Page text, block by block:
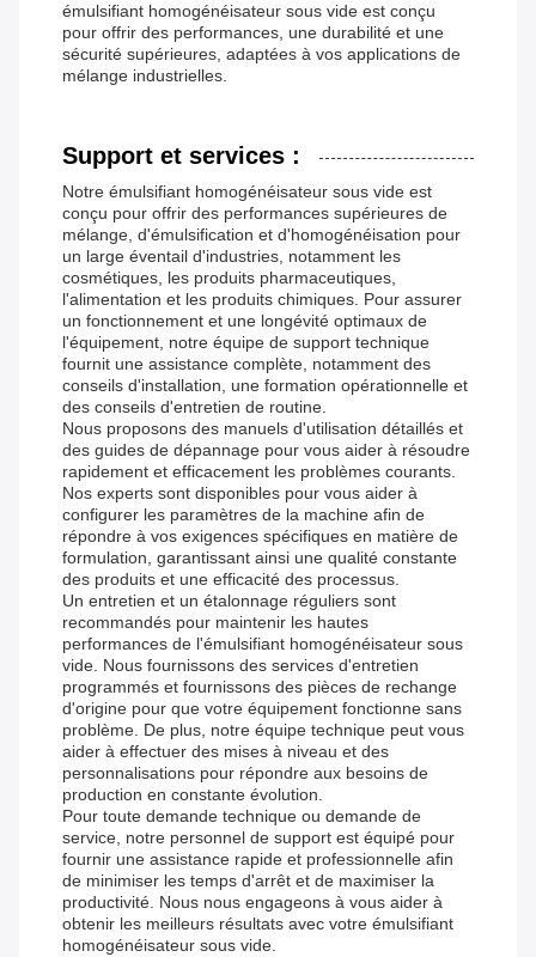
émulsifiant homogénéisateur sous vide est conçu
pour offrir des performances, une durabilité et une
sécurité supérieures, adaptées à vos applications de
mélange industrielles.
Support et services :
Notre émulsifiant homogénéisateur sous vide est
conçu pour offrir des performances supérieures de
mélange, d'émulsification et d'homogénéisation pour
un large éventail d'industries, notamment les
cosmétiques, les produits pharmaceutiques,
l'alimentation et les produits chimiques. Pour assurer
un fonctionnement et une longévité optimaux de
l'équipement, notre équipe de support technique
fournit une assistance complète, notamment des
conseils d'installation, une formation opérationnelle et
des conseils d'entretien de routine.
Nous proposons des manuels d'utilisation détaillés et
des guides de dépannage pour vous aider à résoudre
rapidement et efficacement les problèmes courants.
Nos experts sont disponibles pour vous aider à
configurer les paramètres de la machine afin de
répondre à vos exigences spécifiques en matière de
formulation, garantissant ainsi une qualité constante
des produits et une efficacité des processus.
Un entretien et un étalonnage réguliers sont
recommandés pour maintenir les hautes
performances de l'émulsifiant homogénéisateur sous
vide. Nous fournissons des services d'entretien
programmés et fournissons des pièces de rechange
d'origine pour que votre équipement fonctionne sans
problème. De plus, notre équipe technique peut vous
aider à effectuer des mises à niveau et des
personnalisations pour répondre aux besoins de
production en constante évolution.
Pour toute demande technique ou demande de
service, notre personnel de support est équipé pour
fournir une assistance rapide et professionnelle afin
de minimiser les temps d'arrêt et de maximiser la
productivité. Nous nous engageons à vous aider à
obtenir les meilleurs résultats avec votre émulsifiant
homogénéisateur sous vide.